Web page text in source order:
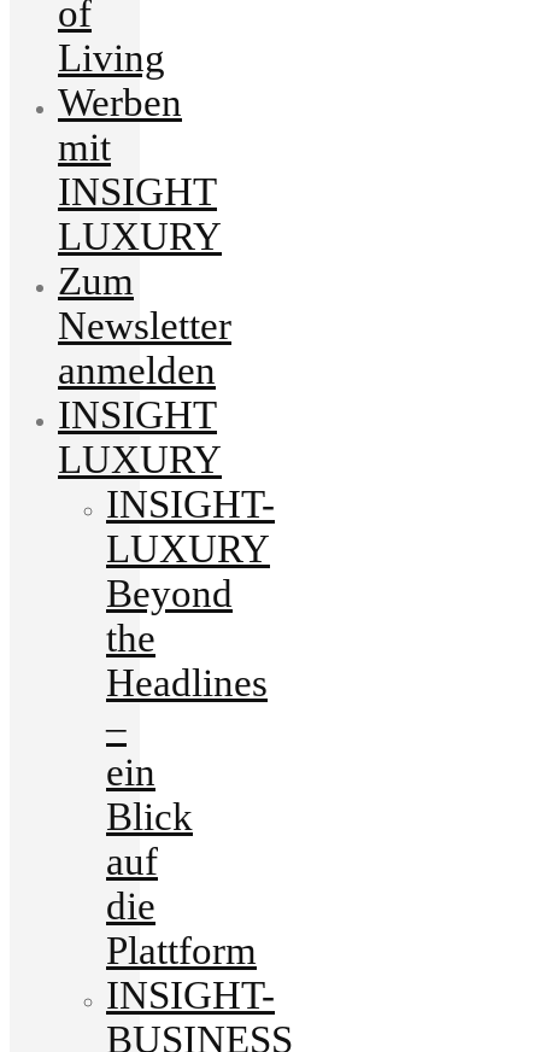
of
Living
Werben
mit
INSIGHT
LUXURY
Zum
Newsletter
anmelden
INSIGHT
LUXURY
INSIGHT-
LUXURY
Beyond
the
Headlines
–
ein
Blick
auf
die
Plattform
INSIGHT-
BUSINESS